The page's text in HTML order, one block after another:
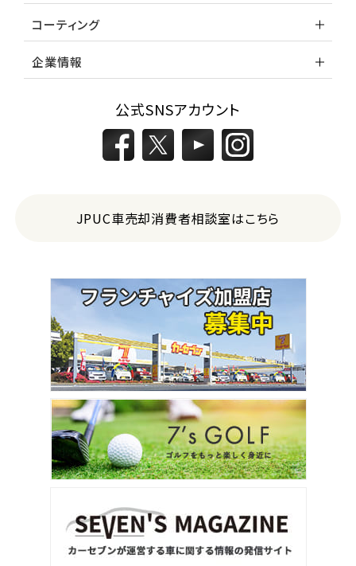
コーティング
企業情報
公式SNSアカウント
JPUC車売却消費者相談室はこちら